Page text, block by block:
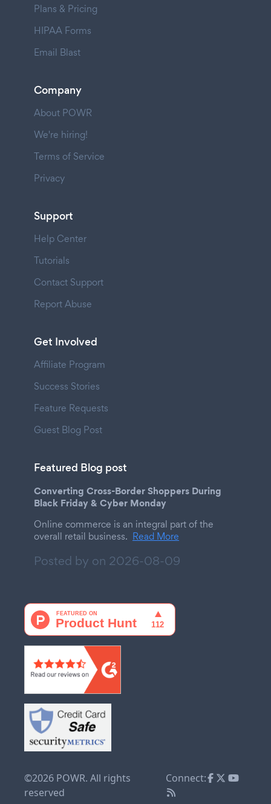
Plans & Pricing
HIPAA Forms
Email Blast
Company
About POWR
We're hiring!
Terms of Service
Privacy
Support
Help Center
Tutorials
Contact Support
Report Abuse
Get Involved
Affiliate Program
Success Stories
Feature Requests
Guest Blog Post
Featured Blog post
Converting Cross-Border Shoppers During
Black Friday & Cyber Monday
Online commerce is an integral part of the
overall retail business. Read More
Posted by on 2026-08-09
©2026 POWR. All rights
reserved
Connect: